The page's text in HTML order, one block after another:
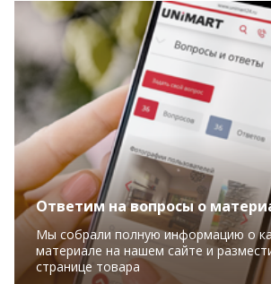
Ответим на вопросы о
Мы собрали полную информацию о
материале на нашем сайте и
странице товара